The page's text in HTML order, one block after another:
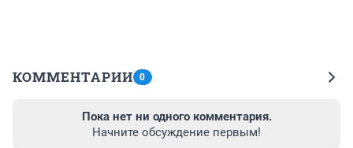
КОММЕНТАРИИ 0
Пока нет ни одного комментария.
Начните обсуждение первым!